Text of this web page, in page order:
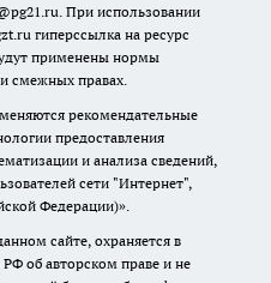
При использовании
гиперссылка на ресурс
применены нормы
смежных правах.
рекомендательные
предоставления
и анализа сведений,
сети "Интернет",
Федерации)».
сайте, охраняется в
РФ об авторском праве и не